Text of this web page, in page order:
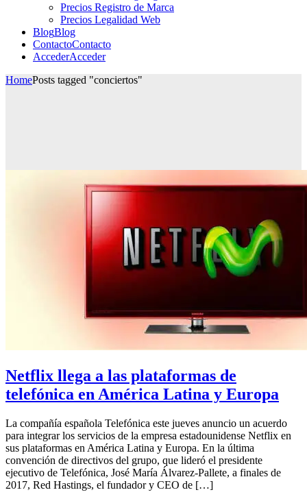
Precios Registro de Marca
Precios Legalidad Web
BlogBlog
ContactoContacto
AccederAcceder
HomePosts tagged "conciertos"
Netflix llega a las plataformas de
telefónica en América Latina y Europa
La compañía española Telefónica este jueves anuncio un acuerdo
para integrar los servicios de la empresa estadounidense Netflix en
sus plataformas en América Latina y Europa. En la última
convención de directivos del grupo, que lideró el presidente
ejecutivo de Telefónica, José María Álvarez-Pallete, a finales de
2017, Red Hastings, el fundador y CEO de […]